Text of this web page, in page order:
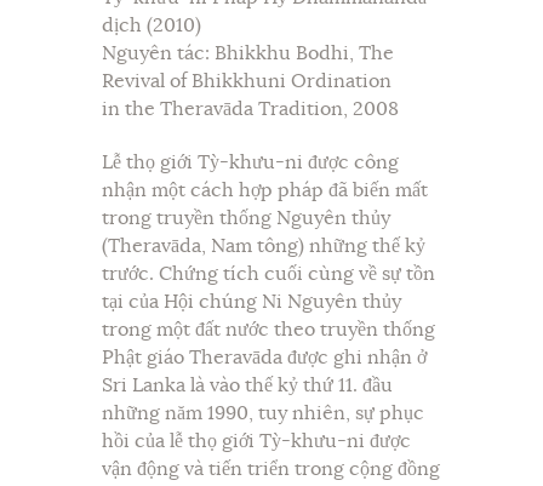
dịch (2010)
Nguyên tác: Bhikkhu Bodhi, The
Revival of Bhikkhuni Ordination
in the Theravāda Tradition, 2008
Lễ thọ giới Tỳ-khưu-ni được công
nhận một cách hợp pháp đã biến mất
trong truyền thống Nguyên thủy
(Theravāda, Nam tông) những thế kỷ
trước. Chứng tích cuối cùng về sự tồn
tại của Hội chúng Ni Nguyên thủy
trong một đất nước theo truyền thống
Phật giáo Theravāda được ghi nhận ở
Sri Lanka là vào thế kỷ thứ 11. đầu
những năm 1990, tuy nhiên, sự phục
hồi của lễ thọ giới Tỳ-khưu-ni được
vận động và tiến triển trong cộng đồng